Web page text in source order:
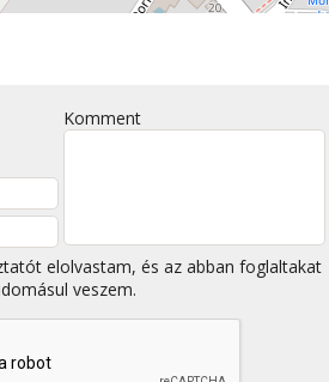
Komment
elolvastam, és az abban foglaltakat
veszem.